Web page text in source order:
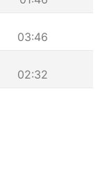
03:46
02:32